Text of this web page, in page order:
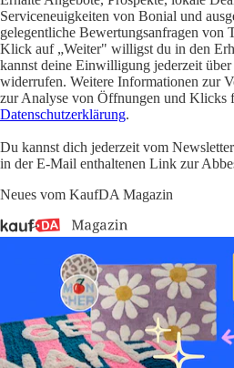
Serviceneuigkeiten von Bonial und
gelegentliche Bewertungsanfragen
Klick auf „Weiter" willigst du in den
kannst deine Einwilligung jederzeit
widerrufen. Weitere Informationen zur
zur Analyse von Öffnungen und Klicks
Datenschutzerklärung.
Du kannst dich jederzeit vom
in der E-Mail enthaltenen Link zur
Neues vom KaufDA Magazin